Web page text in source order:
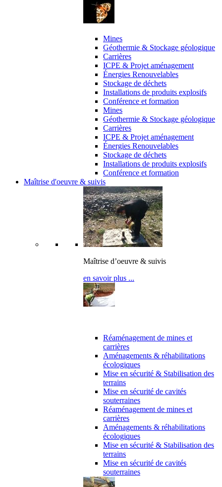
Mines
Géothermie & Stockage géologique
Carrières
ICPE & Projet aménagement
Énergies Renouvelables
Stockage de déchets
Installations de produits explosifs
Conférence et formation
Mines
Géothermie & Stockage géologique
Carrières
ICPE & Projet aménagement
Énergies Renouvelables
Stockage de déchets
Installations de produits explosifs
Conférence et formation
Maîtrise d'oeuvre & suivis
Maîtrise d’oeuvre & suivis
en savoir plus ...
Réaménagement de mines et
carrières
Aménagements & réhabilitations
écologiques
Mise en sécurité & Stabilisation des
terrains
Mise en sécurité de cavités
souterraines
Réaménagement de mines et
carrières
Aménagements & réhabilitations
écologiques
Mise en sécurité & Stabilisation des
terrains
Mise en sécurité de cavités
souterraines